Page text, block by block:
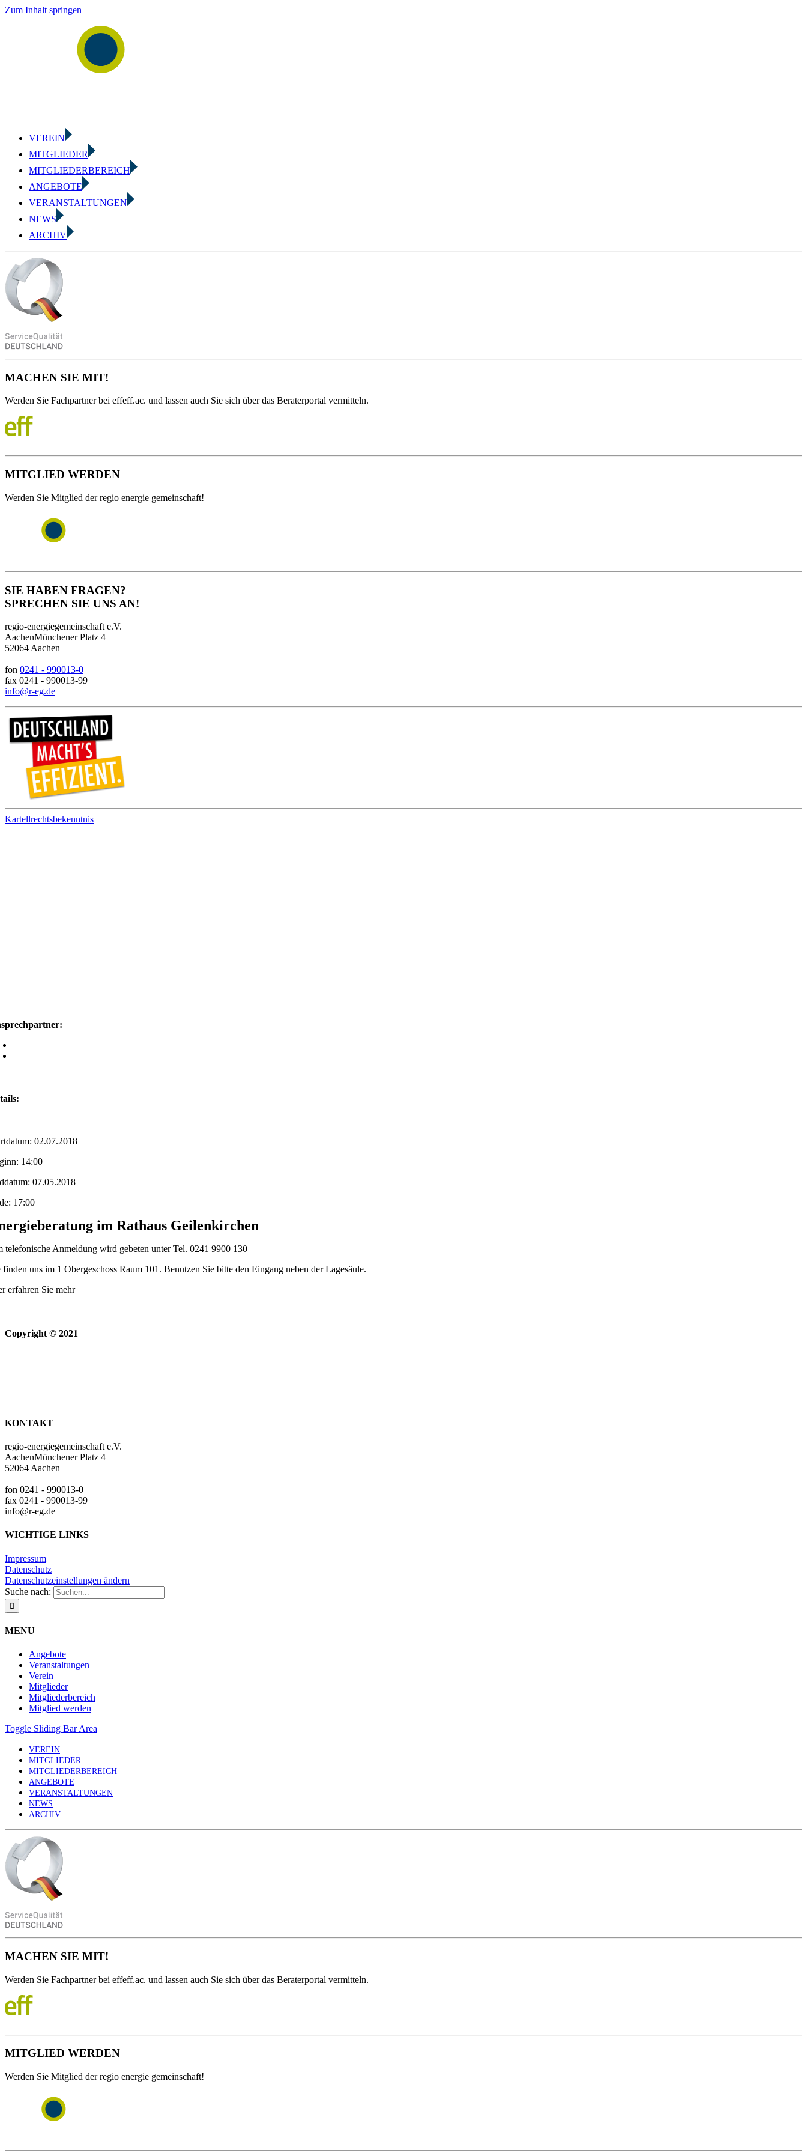
Zum Inhalt springen
VEREIN
MITGLIEDER
MITGLIEDERBEREICH
ANGEBOTE
VERANSTALTUNGEN
NEWS
ARCHIV
MACHEN SIE MIT!
Werden Sie Fachpartner bei effeff.ac. und lassen auch Sie sich über das Beraterportal vermitteln.
MITGLIED WERDEN
Werden Sie Mitglied der regio energie gemeinschaft!
SIE HABEN FRAGEN?
SPRECHEN SIE UNS AN!
regio-energiegemeinschaft e.V.
AachenMünchener Platz 4
52064 Aachen
fon 0241 - 990013-0
fax 0241 - 990013-99
info@r-eg.de
Kartellrechtsbekenntnis
—
—
02.07.2018
14:00
07.05.2018
17:00
im Rathaus Geilenkirchen
telefonische Anmeldung wird gebeten unter Tel. 0241 9900 130
finden uns im 1 Obergeschoss Raum 101. Benutzen Sie bitte den Eingang neben der Lagesäule.
erfahren Sie mehr
Copyright © 2021
KONTAKT
regio-energiegemeinschaft e.V.
AachenMünchener Platz 4
52064 Aachen
fon 0241 - 990013-0
fax 0241 - 990013-99
info@r-eg.de
WICHTIGE LINKS
Impressum
Datenschutz
Datenschutzeinstellungen ändern
Suche nach:
MENU
Angebote
Veranstaltungen
Verein
Mitglieder
Mitgliederbereich
Mitglied werden
Toggle Sliding Bar Area
VEREIN
MITGLIEDER
MITGLIEDERBEREICH
ANGEBOTE
VERANSTALTUNGEN
NEWS
ARCHIV
MACHEN SIE MIT!
Werden Sie Fachpartner bei effeff.ac. und lassen auch Sie sich über das Beraterportal vermitteln.
MITGLIED WERDEN
Werden Sie Mitglied der regio energie gemeinschaft!